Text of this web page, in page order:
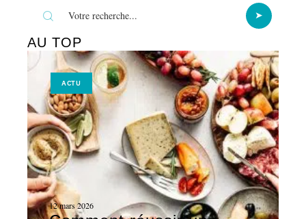
AU TOP
ACTU
12 mars 2026